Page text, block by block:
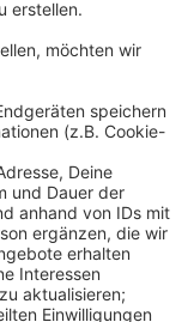
Damit
schalteten
dieses
kurzzeitig
auch
hatten, sagt
schon beseitigt,
sobald das